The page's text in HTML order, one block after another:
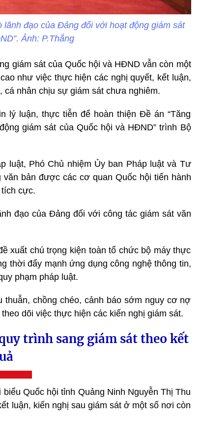
đạo của Đảng đối với hoạt động giám sát
Ảnh: P.Thắng
giám sát của Quốc hội và HĐND vẫn còn một
như việc thực hiện các nghị quyết, kết luận,
nhân chịu sự giám sát chưa nghiêm.
lý luận, thực tiễn để hoàn thiện Đề án “Tăng
giám sát của Quốc hội và HĐND” trình Bộ
luật, Phó Chủ nhiệm Ủy ban Pháp luật và Tư
bản được các cơ quan Quốc hội tiến hành
cực.
đạo của Đảng đối với công tác giám sát văn
xuất chú trọng kiện toàn tổ chức bộ máy thực
thời đẩy mạnh ứng dụng công nghệ thông tin,
phạm pháp luật.
thuẫn, chồng chéo, cảnh báo sớm nguy cơ nợ
dõi việc thực hiện các kiến nghị giám sát.
trình sang giám sát theo kết
Quốc hội tỉnh Quảng Ninh Nguyễn Thị Thu
luận, kiến nghị sau giám sát ở một số nơi còn